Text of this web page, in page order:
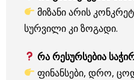
მიზანი არის
სურვილი კი ზოგადი.
რა რესურსებია
ფინანსები, დრო,